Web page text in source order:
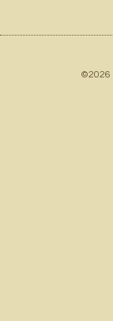
©2026